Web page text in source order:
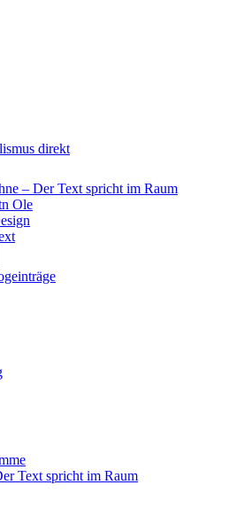
direkt
– Der Text spricht im Raum
Ole
Text spricht im Raum